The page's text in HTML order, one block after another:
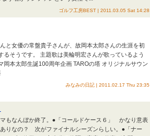
ゴルフ工房BEST | 2011.03.05 Sat 14:28
と女優の常盤貴子さんが、故岡本太郎さんの生涯を初
そうです。 主題歌は美輪明宏さんが歌っているよう
本太郎生誕100周年企画 TAROの塔 オリジナルサウン
みなみの日記 | 2011.02.17 Thu 23:35
もなんぼか終了。●「コールドケース６」 かなり意表
りなの？ 次がファイナルシーズンらしい。●「ナー